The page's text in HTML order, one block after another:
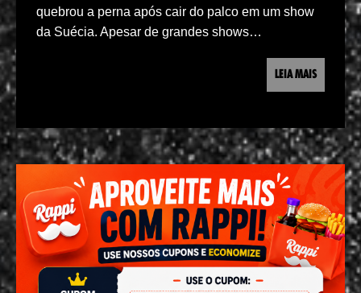
quebrou a perna após cair do palco em um show
da Suécia. Apesar de grandes shows…
LEIA MAIS